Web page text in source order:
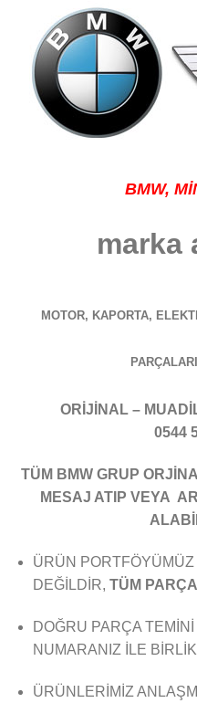
BMW,
marka
MOTOR, KAPORTA,
ORİJİNAL –
0544
TÜM BMW GRUP
MESAJ ATIP VEYA
ÜRÜN PORTFÖYÜMÜZ
DEĞİLDİR, TÜM
DOĞRU PARÇA
NUMARANIZ İLE
ÜRÜNLERİMİZ